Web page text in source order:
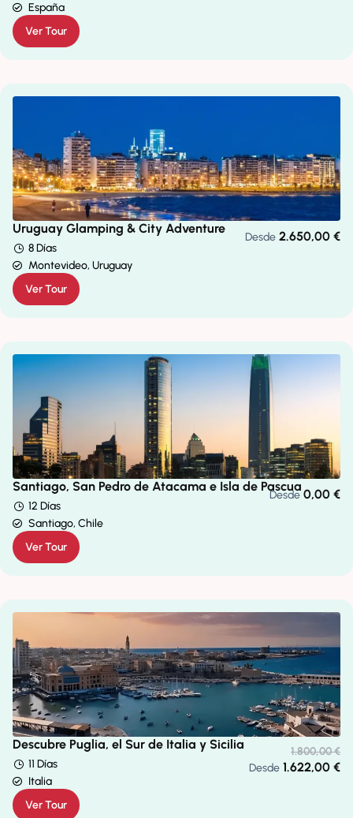
España
Ver Tour
Uruguay Glamping & City Adventure
8 Días
Montevideo, Uruguay
Desde 2.650,00 €
Ver Tour
Santiago, San Pedro de Atacama e Isla de Pascua
12 Días
Santiago, Chile
Desde 0,00 €
Ver Tour
Descubre Puglia, el Sur de Italia y Sicilia
11 Días
Italia
1.800,00€
Desde 1.622,00 €
Ver Tour